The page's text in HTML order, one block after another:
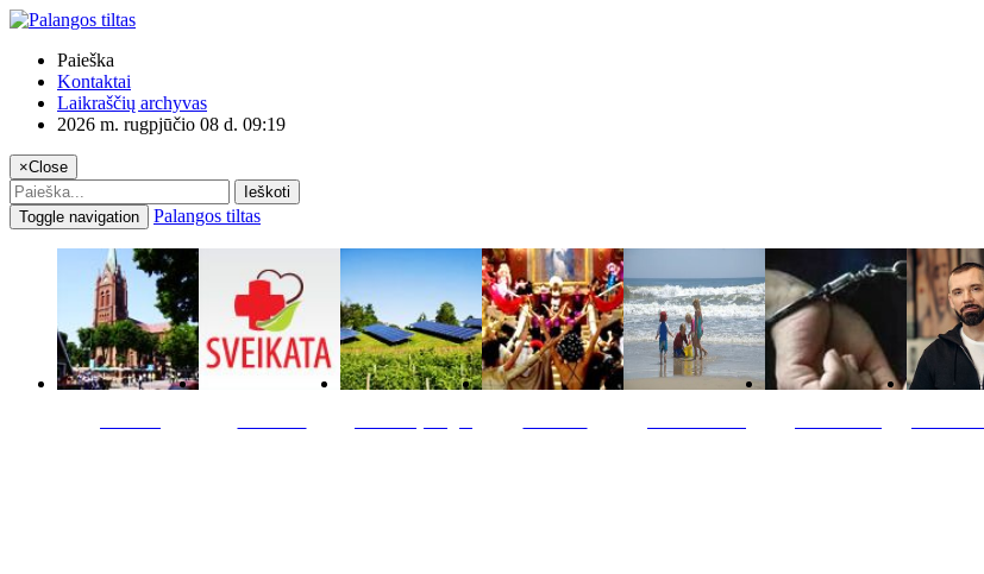
Paieška
Kontaktai
Laikraščių archyvas
2026 m. rugpjūčio 08 d. 09:19
×Close
Ieškoti
Toggle navigation
Palangos tiltas